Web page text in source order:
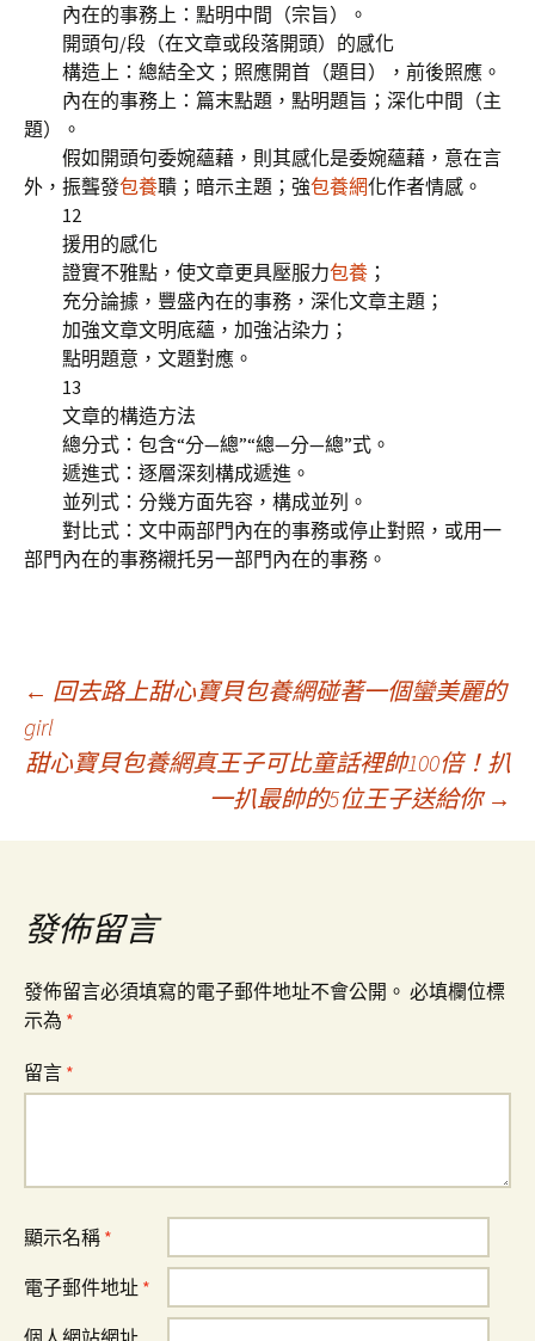
內在的事務上：點明中間（宗旨）。
開頭句/段（在文章或段落開頭）的感化
構造上：總結全文；照應開首（題目），前後照應。
內在的事務上：篇末點題，點明題旨；深化中間（主
題）。
假如開頭句委婉蘊藉，則其感化是委婉蘊藉，意在言
外，振聾發包養聵；暗示主題；強包養網化作者情感。
12
援用的感化
證實不雅點，使文章更具壓服力包養 ；
充分論據，豐盛內在的事務，深化文章主題；
加強文章文明底蘊，加強沾染力；
點明題意，文題對應。
13
文章的構造方法
總分式：包含“分—總”“總—分—總”式。
遞進式：逐層深刻構成遞進。
並列式：分幾方面先容，構成並列。
對比式：文中兩部門內在的事務或停止對照，或用一
部門內在的事務襯托另一部門內在的事務。
文
章
導
覽
← 回去路上甜心寶貝包養網碰著一個蠻美麗的
girl
甜心寶貝包養網真王子可比童話裡帥100倍！扒
一扒最帥的5位王子送給你 →
發佈留言
發佈留言必須填寫的電子郵件地址不會公開。 必填欄位標
示為 *
留言 *
顯示名稱 *
電子郵件地址 *